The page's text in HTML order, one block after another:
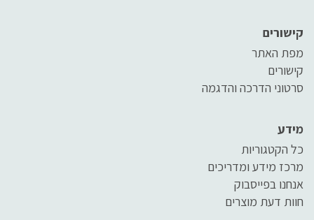
קישורים
מפת האתר
קישורים
סרטוני הדרכה והדגמה
מידע
כל הקטגוריות
מרכז מידע ומדריכים
אנחנו בפייסבוק
חוות דעת מוצרים